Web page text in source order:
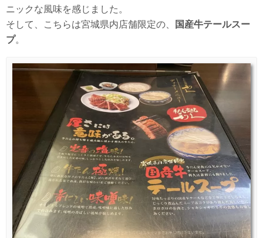
ニックな風味を感じました。
そして、こちらは宮城県内店舗限定の、
国産牛テールスー
プ。